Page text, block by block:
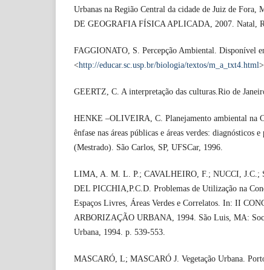
Urbanas na Região Central da cidade de Juiz de
DE GEOGRAFIA FÍSICA APLICADA, 2007. Natal,
FAGGIONATO, S. Percepção Ambiental. Disponível
<http://educar.sc.usp.br/biologia/textos/m_a_txt4.html
GEERTZ, C. A interpretação das culturas.Rio de
HENKE –OLIVEIRA, C. Planejamento ambiental na
ênfase nas áreas públicas e áreas verdes: diagnósticos
(Mestrado). São Carlos, SP, UFSCar, 1996.
LIMA, A. M. L. P.; CAVALHEIRO, F.; NUCCI,
DEL PICCHIA,P.C.D. Problemas de Utilização na
Espaços Livres, Áreas Verdes e Correlatos. In: II
ARBORIZAÇÃO URBANA, 1994. São Luis, MA:
Urbana, 1994. p. 539-553.
MASCARÓ, L; MASCARÓ J. Vegetação Urbana.